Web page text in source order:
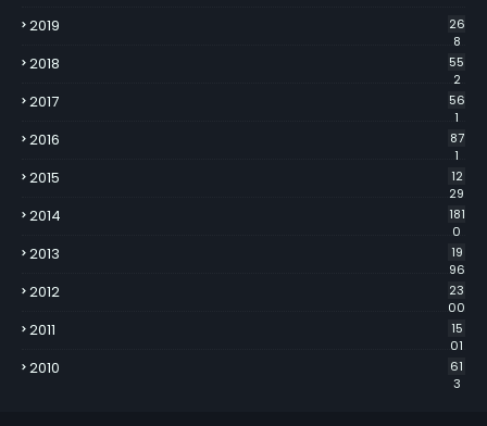
2019
26
8
2018
55
2
2017
56
1
2016
87
1
2015
12
29
2014
181
0
2013
19
96
2012
23
00
2011
15
01
2010
61
3